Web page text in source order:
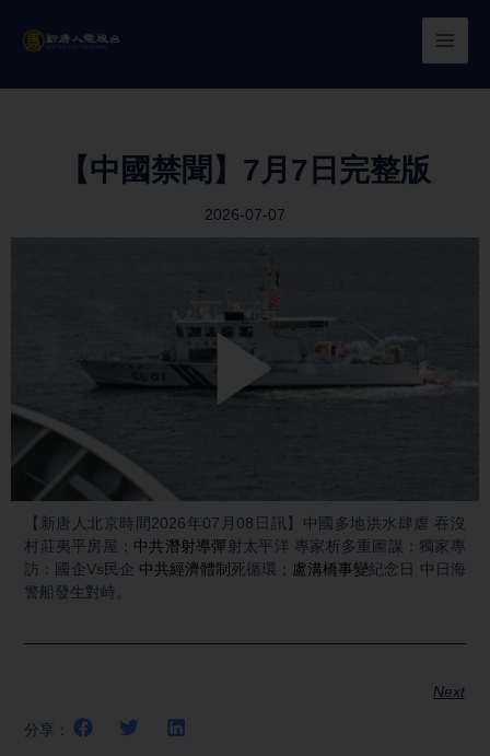
【中國禁聞】7月7日完整版
2026-07-07
【新唐人北京時間2026年07月08日訊】中國多地洪水肆虐 吞沒
村莊夷平房屋； 中共潛射導彈射太平洋 專家析多重圖謀；獨家專
訪：國企Vs民企 中共經濟體制 死循環； 盧溝橋事變紀念日 中日海
警船發生對峙。
Next
分享：